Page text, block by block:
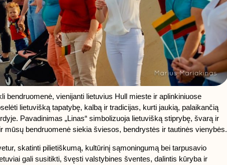
bendruomenė, vienijanti lietuvius Hull mieste ir aplinkiniuose
lietuvišką tapatybę, kalbą ir tradicijas, kurti jaukią, palaikančią
Pavadinimas „Linas“ simbolizuoja lietuvišką stiprybę, švarą ir
mūsų bendruomenė siekia šviesos, bendrystės ir tautinės vienybės.
skatinti pilietiškumą, kultūrinį sąmoningumą bei tarpusavio
gali susitikti, švęsti valstybines šventes, dalintis kūryba ir